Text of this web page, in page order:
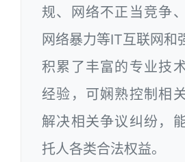
规、网络不正当竞争
网络暴力等IT互联网和
积累了丰富的专业技
经验，可娴熟控制相
解决相关争议纠纷，
托人各类合法权益。